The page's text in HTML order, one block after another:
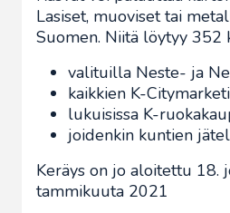
Lasiset, muoviset tai
Suomen. Niitä löytyy 352
valituilla Neste- ja
kaikkien K-
lukuisissa K-
joidenkin kuntien
Keräys on jo aloitettu 18.
tammikuuta 2021